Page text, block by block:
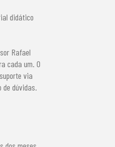
didático
Rafael
cada um. O
via
de dúvidas.